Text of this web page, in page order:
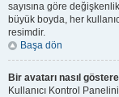
sayısına göre
büyük boyda, her
resimdir.
Başa dön
Bir avatarı nasıl
Kullanıcı Kontrol